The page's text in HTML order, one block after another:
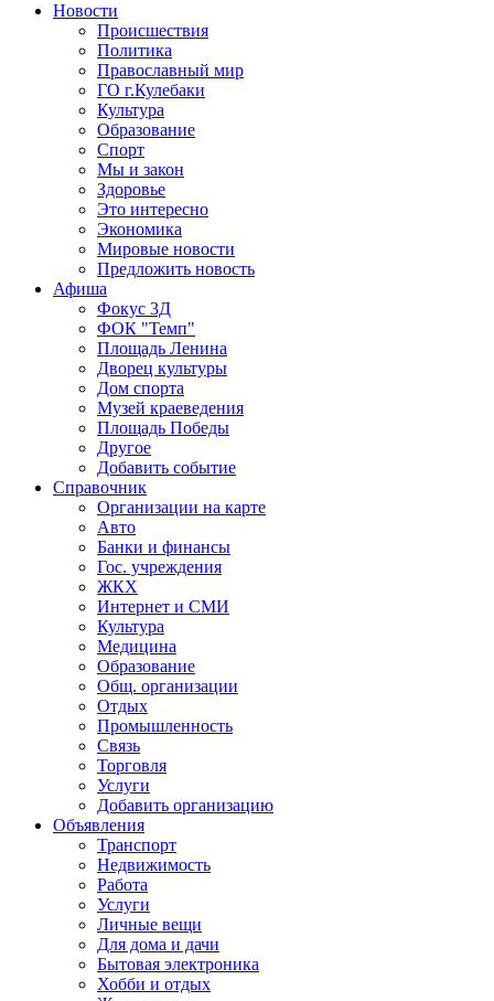
Новости
Происшествия
Политика
Православный мир
ГО г.Кулебаки
Культура
Образование
Спорт
Мы и закон
Здоровье
Это интересно
Экономика
Мировые новости
Предложить новость
Афиша
Фокус 3Д
ФОК "Темп"
Площадь Ленина
Дворец культуры
Дом спорта
Музей краеведения
Площадь Победы
Другое
Добавить событие
Справочник
Организации на карте
Авто
Банки и финансы
Гос. учреждения
ЖКХ
Интернет и СМИ
Культура
Медицина
Образование
Общ. организации
Отдых
Промышленность
Связь
Торговля
Услуги
Добавить организацию
Объявления
Транспорт
Недвижимость
Работа
Услуги
Личные вещи
Для дома и дачи
Бытовая электроника
Хобби и отдых